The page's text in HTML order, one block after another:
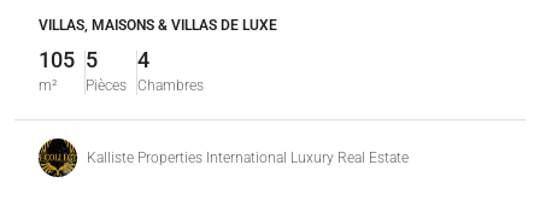
VILLAS, MAISONS & VILLAS DE LUXE
105
m²
5
Pièces
4
Chambres
Kalliste Properties International Luxury Real Estate